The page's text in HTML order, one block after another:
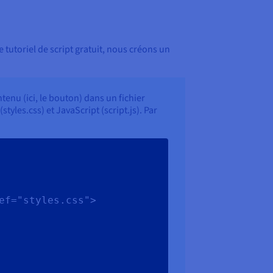
tutoriel de script gratuit, nous créons un
(ici, le bouton) dans un fichier
et JavaScript (script.js). Par